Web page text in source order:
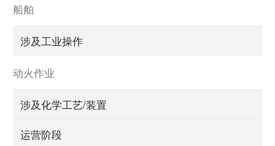
船舶
涉及工业操作
动火作业
涉及化学工艺/装置
运营阶段